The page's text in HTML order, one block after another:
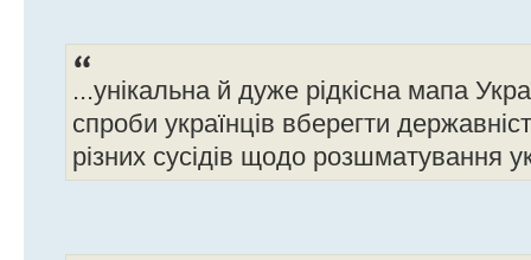
...унікальна й дуже рідкісна мапа
спроби українців вберегти
різних сусідів щодо розшматування